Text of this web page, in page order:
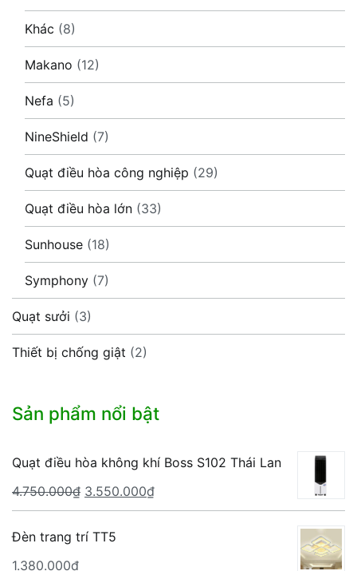
Khác (8)
Makano (12)
Nefa (5)
NineShield (7)
Quạt điều hòa công nghiệp (29)
Quạt điều hòa lớn (33)
Sunhouse (18)
Symphony (7)
Quạt sưởi (3)
Thiết bị chống giật (2)
Sản phẩm nổi bật
Quạt điều hòa không khí Boss S102 Thái Lan
4.750.000₫ Giá
gốc
là:
3.550.000₫Giá
hiện
Đèn trang trí TT5
1.380.000₫